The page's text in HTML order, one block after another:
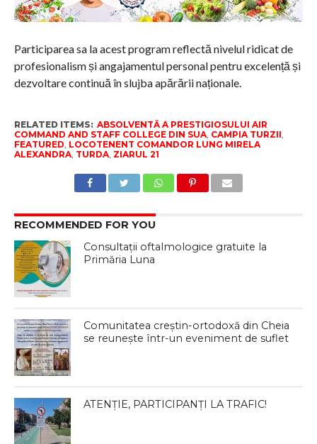
Participarea sa la acest program reflectă nivelul ridicat de
profesionalism și angajamentul personal pentru excelență și
dezvoltare continuă în slujba apărării naționale.
RELATED ITEMS: ABSOLVENTĂ A PRESTIGIOSULUI AIR
COMMAND AND STAFF COLLEGE DIN SUA, CAMPIA TURZII,
FEATURED, LOCOTENENT COMANDOR LUNG MIRELA
ALEXANDRA, TURDA, ZIARUL 21
RECOMMENDED FOR YOU
Consultații oftalmologice gratuite la
Primăria Luna
Comunitatea creștin-ortodoxă din Cheia
se reunește într-un eveniment de suflet
ATENȚIE, PARTICIPANȚI LA TRAFIC!